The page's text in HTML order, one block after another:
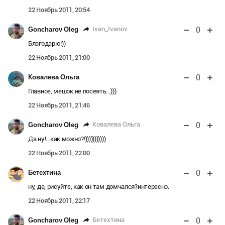
22 Ноябрь 2011, 20:54
Goncharov Oleg Ivan_Ivanov 0
Благодарю!))
22 Ноябрь 2011, 21:00
Ковалева Ольга 0
Главное, мешок не посеять…)))
22 Ноябрь 2011, 21:46
Goncharov Oleg Ковалева Ольга 0
Да ну!…как можно?!)))))))))))
22 Ноябрь 2011, 22:00
Бетехтина 0
ну, да, рисуйте, как он там домчался?интересно.
22 Ноябрь 2011, 22:17
Goncharov Oleg Бетехтина 0